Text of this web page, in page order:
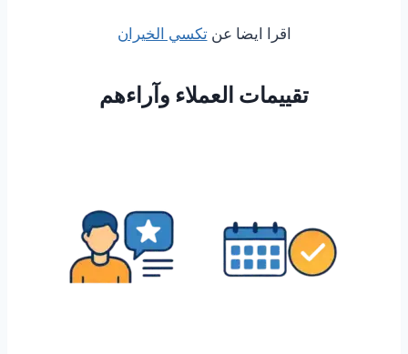
اقرا ايضا عنتكسي الخيران
تقييمات العملاء وآراءهم